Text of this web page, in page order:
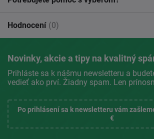
Hodnocení (0)
Novinky, akcie a tipy na kvalitný
Prihláste sa k nášmu newsletteru a
vedieť ako prví. Žiadny spam. Len
Po prihlásení sa k newsletteru vám
€